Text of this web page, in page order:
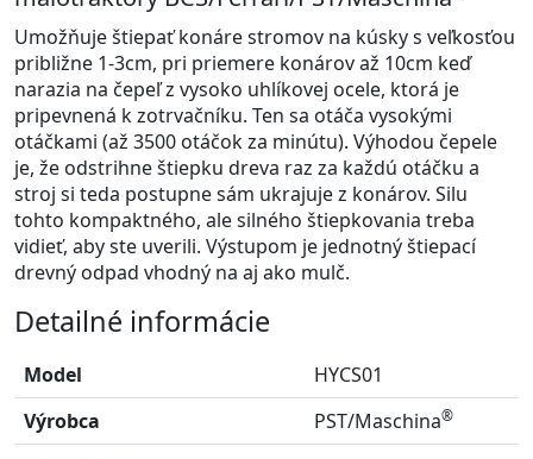
Umožňuje štiepať konáre stromov na kúsky s veľkosťou
približne 1-3cm, pri priemere konárov až 10cm keď
narazia na čepeľ z vysoko uhlíkovej ocele, ktorá je
pripevnená k zotrvačníku. Ten sa otáča vysokými
otáčkami (až 3500 otáčok za minútu). Výhodou čepele
je, že odstrihne štiepku dreva raz za každú otáčku a
stroj si teda postupne sám ukrajuje z konárov. Silu
tohto kompaktného, ale silného štiepkovania treba
vidieť, aby ste uverili. Výstupom je jednotný štiepací
drevný odpad vhodný na aj ako mulč.
Detailné informácie
Model
HYCS01
Výrobca
PST/Maschina®